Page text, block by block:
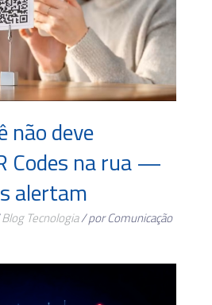
não deve
Codes na rua —
alertam
Blog Tecnologia/ por Comunicação